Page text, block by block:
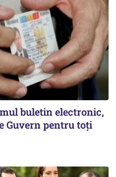
buletin electronic,
Guvern pentru toți